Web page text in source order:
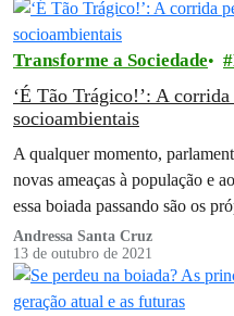
Transforme a Sociedade
‘É Tão Trágico!’: A
socioambientais
A qualquer momento,
novas ameaças à população e
essa boiada passando são os
Andressa Santa Cruz
13 de outubro de 2021